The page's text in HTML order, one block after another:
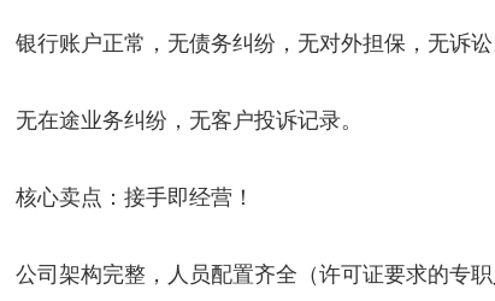
银行账户正常，无债务纠纷，无对外担保，无诉讼
无在途业务纠纷，无客户投诉记录。
核心卖点： 接手即经营！
公司架构完整，人员配置齐全（许可证要求的专职